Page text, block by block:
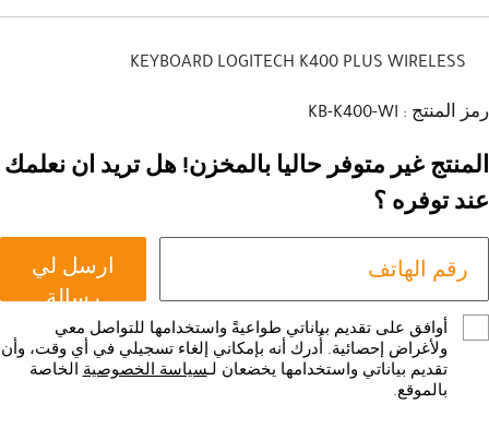
KEYBOARD LOGITECH K400 PLUS WIRELESS
رمز المنتج : KB-K400-WI
المنتج غير متوفر حاليا بالمخزن! هل تريد ان نعلمك
عند توفره ؟
ارسل لي
رسالة
أوافق على تقديم بياناتي طواعيةً واستخدامها للتواصل معي
ولأغراض إحصائية. أُدرك أنه بإمكاني إلغاء تسجيلي في أي وقت، وأن
تقديم بياناتي واستخدامها يخضعان لـسياسة الخصوصية الخاصة
بالموقع.